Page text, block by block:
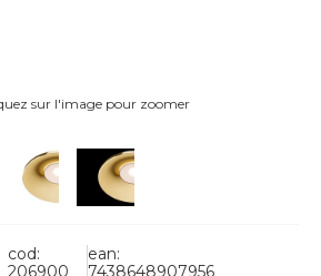
sur l'image pour zoomer
cod:
206900
ean:
7438648907956